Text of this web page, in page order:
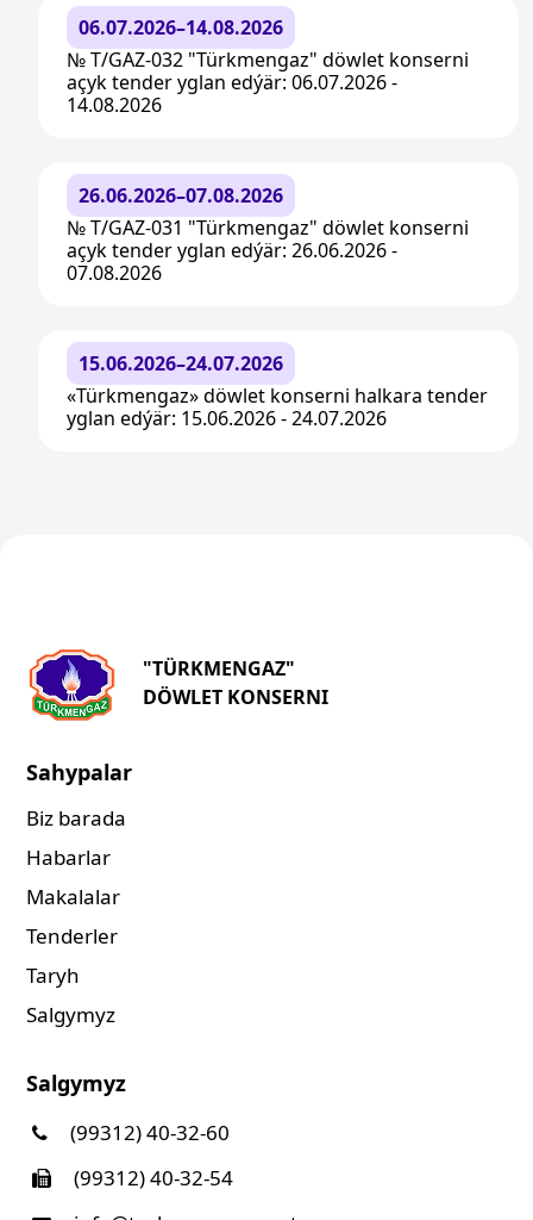
06.07.2026–14.08.2026
№ T/GAZ-032 "Türkmengaz" döwlet konserni
açyk tender yglan edýär: 06.07.2026 -
14.08.2026
26.06.2026–07.08.2026
№ T/GAZ-031 "Türkmengaz" döwlet konserni
açyk tender yglan edýär: 26.06.2026 -
07.08.2026
15.06.2026–24.07.2026
«Türkmengaz» döwlet konserni halkara tender
yglan edýär: 15.06.2026 - 24.07.2026
"TÜRKMENGAZ"
DÖWLET KONSERNI
Sahypalar
Biz barada
Habarlar
Makalalar
Tenderler
Taryh
Salgymyz
Salgymyz
(99312) 40-32-60
(99312) 40-32-54